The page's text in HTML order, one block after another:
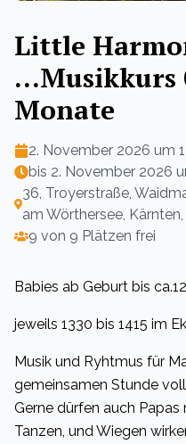
Little
...Musikkurs
Monate
2. November 2026 um
bis 2. November 2026
36, Troyerstraße,
am Wörthersee,
9 von 9 Plätzen frei
Babies ab Geburt bis ca.12
jeweils 1330 bis 1415 im
Musik und Ryhtmus für
gemeinsamen Stunde
Gerne dürfen auch Papas
Tanzen, und Wiegen